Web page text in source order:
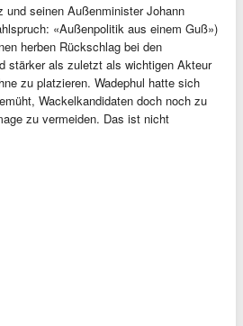
und seinen Außenminister Johann
«Außenpolitik aus einem Guß»)
herben Rückschlag bei den
stärker als zuletzt als wichtigen Akteur
zu platzieren. Wadephul hatte sich
Wackelkandidaten doch noch zu
zu vermeiden. Das ist nicht